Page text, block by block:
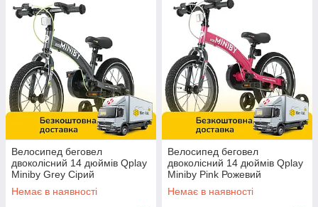
Велосипед беговел
двоколісний 14 дюймів Qplay
Miniby Grey Сірий
Немає в наявності
Велосипед беговел
двоколісний 14 дюймів Qplay
Miniby Pink Рожевий
Немає в наявності